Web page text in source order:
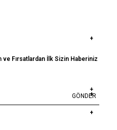
Fırsatlardan İlk Sizin Haberiniz
GÖNDER